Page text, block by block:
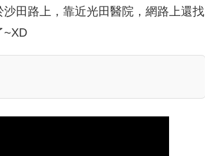
田路上，靠近光田醫院，網路上還找
~XD